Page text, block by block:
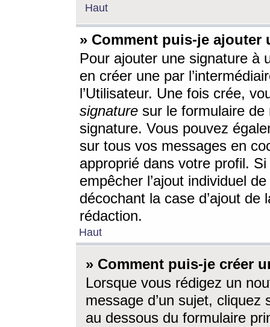
Haut
» Comment puis-je ajouter
Pour ajouter une signature à
en créer une par
l’Utilisateur. Une fois crée,
signature sur le formulaire de
signature. Vous pouvez
sur tous vos messages en
approprié dans votre profil.
empêcher l’ajout individuel
décochant la case d’ajout
rédaction.
Haut
» Comment puis-je créer
Lorsque vous rédigez un
message d’un sujet, cliquez
au dessous du formulaire